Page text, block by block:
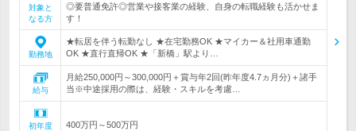
対象と
なる方
◎要普通免許◎営業や接客業の経験、自身の転職経験も活かせま
す！
勤務地
★転居を伴う転勤なし ★在宅勤務OK ★マイカー＆社用車通勤
OK ★直行直帰OK ★「新橋」駅より…
給与
月給250,000円～300,000円＋賞与年2回(昨年度4.7ヵ月分)＋諸手
当※中途採用の際は、経験・スキルを考慮…
初年度
400万円～500万円